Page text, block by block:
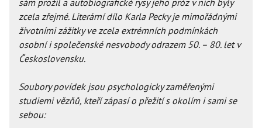
sám prožil a autobiografické rysy jeho próz v nich byly
zcela zřejmé. Literární dílo Karla Pecky je mimořádnými
životními zážitky ve zcela extrémních podmínkách
osobní i společenské nesvobody odrazem 50. – 80. let v
Československu.
Soubory povídek jsou psychologicky zaměřenými
studiemi vězňů, kteří zápasí o přežití s okolím i sami se
sebou: